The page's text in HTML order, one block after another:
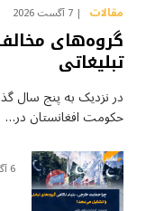
مقالات 7 آگست 2026
گروه‌های
تبلیغاتی
در نزدیک به پنج سال
حکومت افغانستان در…
6 آگست 2026